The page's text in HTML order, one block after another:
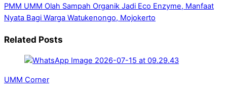
PMM UMM Olah Sampah Organik Jadi Eco Enzyme, Manfaat
Nyata Bagi Warga Watukenongo, Mojokerto
Related Posts
UMM Corner